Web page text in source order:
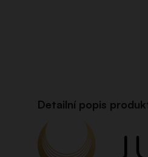
Detailní popis